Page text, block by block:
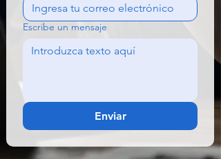
Escribe un mensaje
Enviar